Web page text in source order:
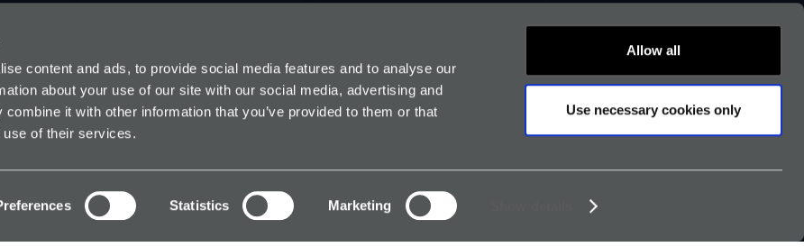
content and ads, to provide social media features and to analyse our
about your use of our site with our social media, advertising and
it with other information that you’ve provided to them or that
use of their services.
Statistics Marketing
Allow all
Use necessary cookies only
BV auteursrecht © 2026 | Alle rechten voorbehouden
Privacybeleid Cookiebeleid|Cookie-instellingen wijzigen